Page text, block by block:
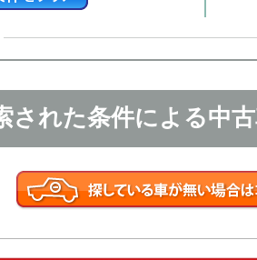
された条件による中